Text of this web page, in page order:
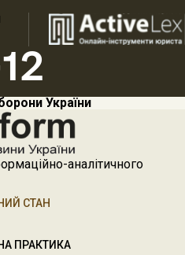
України
аналітичного
СТАН
ПРАКТИКА